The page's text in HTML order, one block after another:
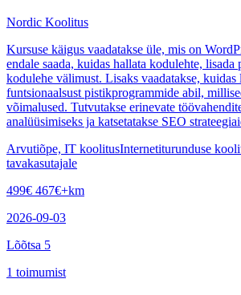
Nordic Koolitus
Kursuse käigus vaadatakse üle, mis on
endale saada, kuidas hallata kodulehte, lisada
kodulehe välimust. Lisaks vaadatakse, kuidas
funtsionaalsust pistikprogrammide abil,
võimalused. Tutvutakse erinevate
analüüsimiseks ja katsetatakse SEO
Arvutiõpe, IT koolitusInternetiturunduse
tavakasutajale
499€ 467€+km
2026-09-03
Lõõtsa 5
1 toimumist